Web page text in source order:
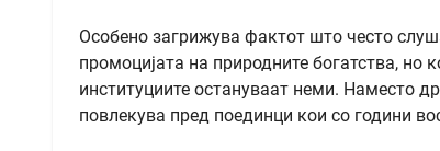
Особено загрижува фактот што често
промоцијата на природните богатства, но
институциите остануваат неми. Наместо
повлекува пред поединци кои со години